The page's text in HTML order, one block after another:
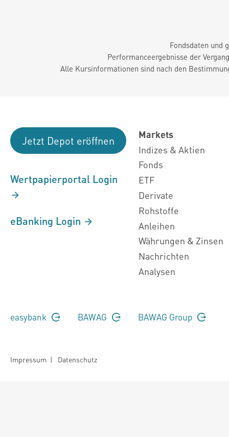
Fondsdaten und
Performanceergebnisse der
Alle Kursinformationen sind nach den
Jetzt Depot eröffnen
Wertpapierportal Login
eBanking Login
Markets
Indizes & Aktien
Fonds
ETF
Derivate
Rohstoffe
Anleihen
Währungen & Zinsen
Nachrichten
Analysen
easybank BAWAG BAWAG Group
Impressum | Datenschutz